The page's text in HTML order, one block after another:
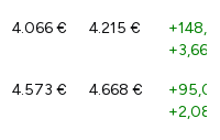
4.066 € 4.215 €
+3,66
4.573 € 4.668 €
+2,08